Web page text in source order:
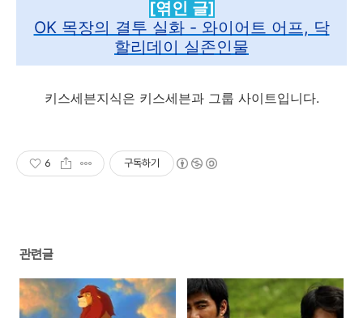
[엮인 글]
OK 목장의 결투 실화 - 와이어트 어프, 닥
할리데이 실존인물
키스세븐지식은 키스세븐과 그룹 사이트입니다.
6 구독하기
관련글